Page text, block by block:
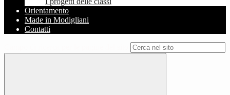
Orientamento
Made in Modigliani
Contatti